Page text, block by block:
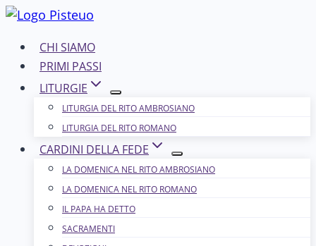
Salta
contenutoCHI SIAMO
PRIMI PASSI
LITURGIE
LITURGIA DEL RITO AMBROSIANO
LITURGIA DEL RITO ROMANO
CARDINI DELLA FEDE
LA DOMENICA NEL R​​​​​​ITO AMBROSIANO
LA DOMENICA NEL RITO ROMANO
IL PAPA HA DETTO
SACRAMENTI